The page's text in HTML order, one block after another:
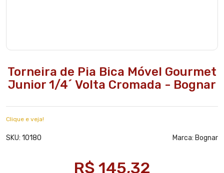
Torneira de Pia Bica Móvel Gourmet
Junior 1/4´ Volta Cromada - Bognar
Clique e veja!
SKU: 10180 Marca: Bognar
R$ 145,32